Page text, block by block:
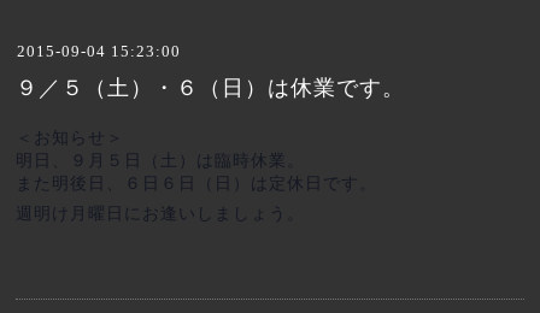
2015-09-04 15:23:00
９／５（土）・６（日）は休業です。
＜お知らせ＞
明日、９月５日（土）は臨時休業。
また明後日、６日６日（日）は定休日です。
週明け月曜日にお逢いしましょう。